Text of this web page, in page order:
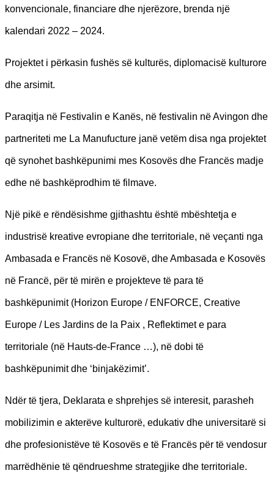
konvencionale, financiare dhe njerëzore, brenda një
kalendari 2022 – 2024.
Projektet i përkasin fushës së kulturës, diplomacisë kulturore
dhe arsimit.
Paraqitja në Festivalin e Kanës, në festivalin në Avingon dhe
partneriteti me La Manufucture janë vetëm disa nga projektet
që synohet bashkëpunimi mes Kosovës dhe Francës madje
edhe në bashkëprodhim të filmave.
Një pikë e rëndësishme gjithashtu është mbështetja e
industrisë kreative evropiane dhe territoriale, në veçanti nga
Ambasada e Francës në Kosovë, dhe Ambasada e Kosovës
në Francë, për të mirën e projekteve të para të
bashkëpunimit (Horizon Europe / ENFORCE, Creative
Europe / Les Jardins de la Paix , Reflektimet e para
territoriale (në Hauts-de-France …), në dobi të
bashkëpunimit dhe ‘binjakëzimit’.
Ndër të tjera, Deklarata e shprehjes së interesit, parasheh
mobilizimin e akterëve kulturorë, edukativ dhe universitarë si
dhe profesionistëve të Kosovës e të Francës për të vendosur
marrëdhënie të qëndrueshme strategjike dhe territoriale.